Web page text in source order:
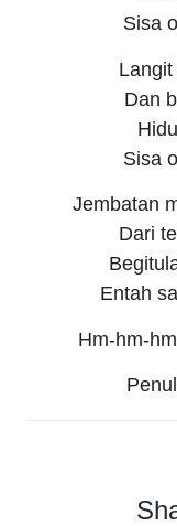
Sisa
Dan
Sisa
Jembatan
Dari
Entah
Hm-hm-